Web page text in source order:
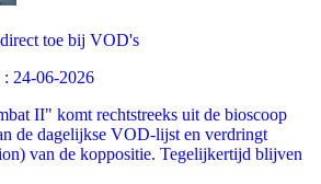
toe bij VOD's
24-06-2026
II" komt rechtstreeks uit de bioscoop
de dagelijkse VOD-lijst en verdringt
van de koppositie. Tegelijkertijd blijven